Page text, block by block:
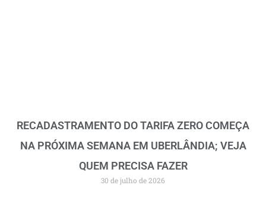
RECADASTRAMENTO DO TARIFA ZERO COMEÇA
NA PRÓXIMA SEMANA EM UBERLÂNDIA; VEJA
QUEM PRECISA FAZER
30 de julho de 2026